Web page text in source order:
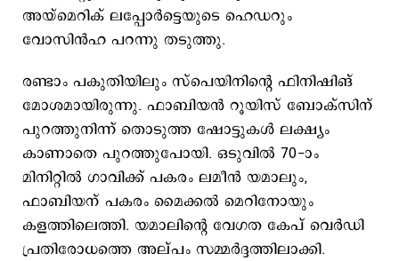
അയ്മെറിക് ലപ്പോർട്ടെയുടെ ഹെഡറും
വോസിൻഹ പറന്നു തടുത്തു.
രണ്ടാം പകുതിയിലും സ്പെയിനിന്റെ ഫിനിഷിങ്
മോശമായിരുന്നു. ഫാബിയൻ റൂയിസ് ബോക്സിന്
പുറത്തുനിന്ന് തൊടുത്ത ഷോട്ടുകൾ ലക്ഷ്യം
കാണാതെ പുറത്തുപോയി. ഒടുവിൽ 70-ാം
മിനിറ്റിൽ ഗാവിക്ക് പകരം ലമീൻ യമാലും,
ഫാബിയന് പകരം മൈക്കൽ മെറിനോയും
കളത്തിലെത്തി. യമാലിന്റെ വേഗത കേപ് വെർഡി
പ്രതിരോധത്തെ അല്പം സമ്മർദ്ദത്തിലാക്കി.